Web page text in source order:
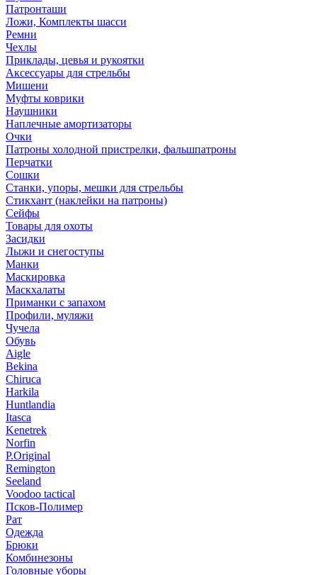
Патронташи
Ложи, Комплекты шасси
Ремни
Чехлы
Приклады, цевья и рукоятки
Аксессуары для стрельбы
Мишени
Муфты коврики
Наушники
Наплечные амортизаторы
Очки
Патроны холодной пристрелки, фальшпатроны
Перчатки
Сошки
Станки, упоры, мешки для стрельбы
Стикхант (наклейки на патроны)
Сейфы
Товары для охоты
Засидки
Лыжи и снегоступы
Манки
Маскировка
Маскхалаты
Приманки с запахом
Профили, муляжи
Чучела
Обувь
Aigle
Bekina
Chiruсa
Harkila
Huntlandia
Itasca
Kenetrek
Norfin
P.Original
Remington
Seeland
Voodoo tactical
Псков-Полимер
Рат
Одежда
Брюки
Комбинезоны
Головные уборы